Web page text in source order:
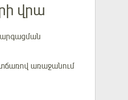
վրա
առաջանում